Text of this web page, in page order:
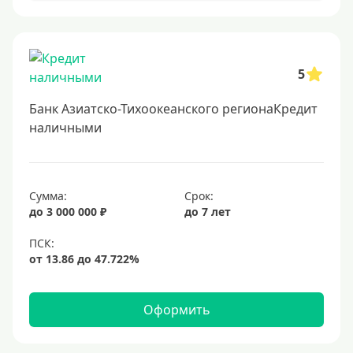
Заявка во все банки
Способы выдачи
Не выходя из дома
Онлайн на карту
Валюта
5
Банк Азиатско-Тихоокеанского регионаКредит
наличными
Сумма:
до 3 000 000 ₽
Срок:
до 7 лет
Оформить